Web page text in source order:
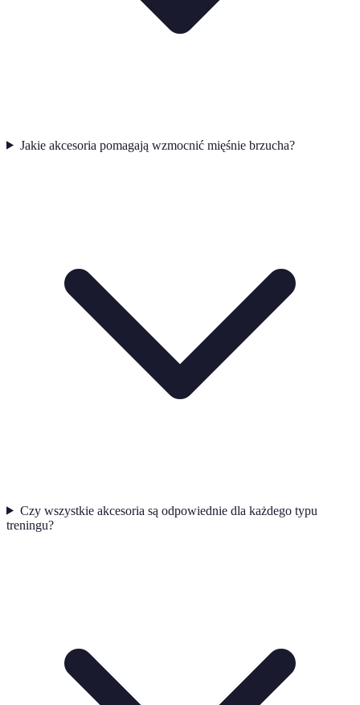
Jakie akcesoria pomagają wzmocnić mięśnie brzucha?
Czy wszystkie akcesoria są odpowiednie dla każdego typu
treningu?